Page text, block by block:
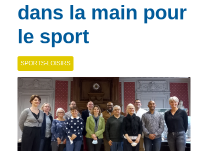
dans la main pour
le sport
SPORTS-LOISIRS